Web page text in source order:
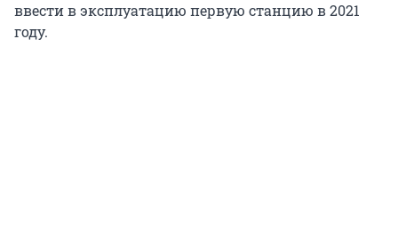
ввести в эксплуатацию первую станцию в 2021
году.